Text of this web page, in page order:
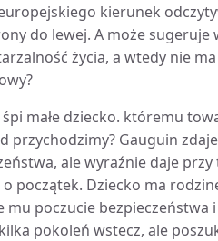
kierunek
do lewej. A może sugeruje
życia, a wtedy nie
małe dziecko. któremu
przychodzimy? Gauguin
ale wyraźnie daje
początek. Dziecko ma
poczucie bezpieczeństwa
pokoleń wstecz, ale